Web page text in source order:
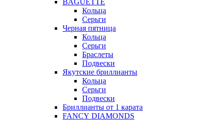
BAGUETTE
Кольца
Серьги
Черная пятница
Кольца
Серьги
Браслеты
Подвески
Якутские бриллианты
Кольца
Серьги
Подвески
Бриллианты от 1 карата
FANCY DIAMONDS